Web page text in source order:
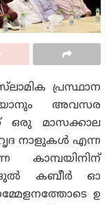
പ്രസ്ഥാന
അവസര
മാസക്കാല
നാളുകൾ എന്ന
കാമ്പയിനിന്‌
കബീർ ഓ
ഉ